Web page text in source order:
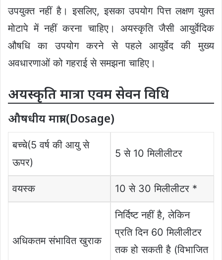
उपयुक्त नहीं है। इसलिए, इसका उपयोग पित्त लक्षण युक्त
मोटापे में नहीं करना चाहिए। अयस्कृति जैसी आयुर्वेदिक
औषधि का उपयोग करने से पहले आयुर्वेद की मुख्य
अवधारणाओं को गहराई से समझना चाहिए।
अयस्कृति मात्रा एवम सेवन विधि
औषधीय मात्रा (Dosage)
बच्चे(5 वर्ष की आयु से
ऊपर)
5 से 10 मिलीलीटर
वयस्क 10 से 30 मिलीलीटर *
अधिकतम संभावित खुराक
निर्दिष्ट नहीं है, लेकिन
प्रति दिन 60 मिलीलीटर
तक हो सकती है (विभाजित